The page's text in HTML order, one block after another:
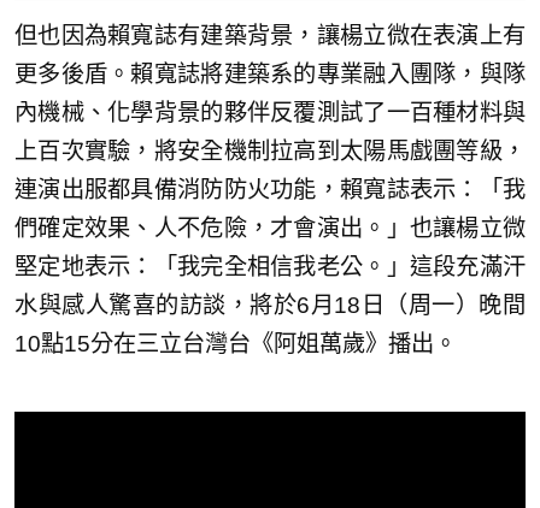
但也因為賴寬誌有建築背景，讓楊立微在表演上有
更多後盾。賴寬誌將建築系的專業融入團隊，與隊
內機械、化學背景的夥伴反覆測試了一百種材料與
上百次實驗，將安全機制拉高到太陽馬戲團等級，
連演出服都具備消防防火功能，賴寬誌表示：「我
們確定效果、人不危險，才會演出。」也讓楊立微
堅定地表示：「我完全相信我老公。」這段充滿汗
水與感人驚喜的訪談，將於6月18日（周一）晚間
10點15分在三立台灣台《阿姐萬歲》播出。